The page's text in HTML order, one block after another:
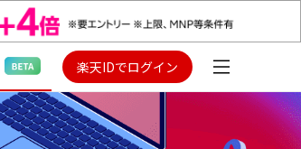
楽天IDでログイン